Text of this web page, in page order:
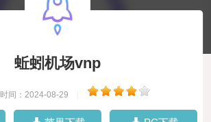
蚯蚓机场vnp
时间：2024-08-29